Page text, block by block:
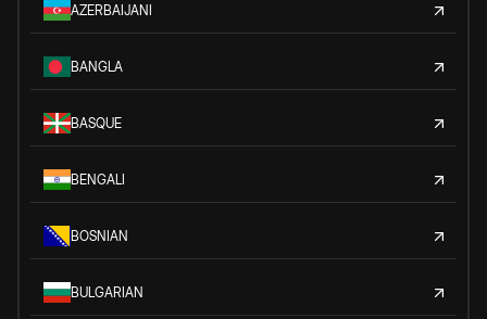
AZERBAIJANI
BANGLA
BASQUE
BENGALI
BOSNIAN
BULGARIAN